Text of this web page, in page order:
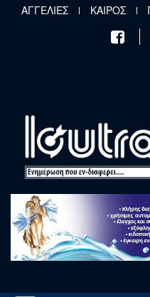
Παράκαμψη προς το κυρίως
ΑΓΓΕΛΙΕΣ ΚΑΙΡΟΣ